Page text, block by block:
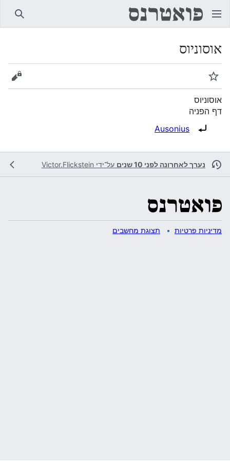
אוסוניוס
מעקב
אוסוניוס
דף הפניה
הפניה ל:
Ausonius
נערך לאחרונה לפני 10 שנים על־ידי Victor.Flickstein
מדיניות פרטיות תצוגת מחשבים